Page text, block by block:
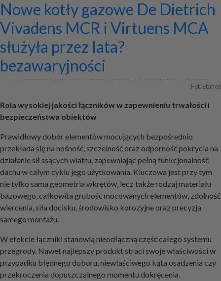
+ Dodaj firmę + Dodaj artykuł
Archiwa
Systemy zamocowań dachów
płaskich i skośnych oraz lekkiej
obudowy firmy ETANCO
Produkty Etanco dedykowane są dachom płaskim, skośnym i lekkiej obudowie.
Fot. Etanco
Rola wysokiej jakości łączników w zapewnieniu trwałości i
bezpieczeństwa obiektów
Prawidłowy dobór elementów mocujących bezpośrednio
przekłada się na nośność, szczelność oraz odporność pokrycia na
działanie sił ssących wiatru, zapewniając pełną funkcjonalność
dachu w całym cyklu jego użytkowania. Kluczowa jest przy tym
nie tylko sama geometria wkrętów, lecz także rodzaj materiału
bazowego, całkowita grubość mocowanych elementów, zdolność
wiercenia, siła docisku, środowisko korozyjne oraz precyzja
samego montażu.
W efekcie łączniki stanowią nieodłączną część całego systemu
przegrody. Nawet najlepszy produkt straci swoje właściwości w
przypadku błędnego doboru, niewłaściwego kąta osadzenia czy
przekroczenia dopuszczalnego momentu dokręcenia.
Dom z prefabrykatów opinie –
co naprawdę warto ocenić przed
budową?
Nowoczesne bramy przesuwne:
wyznaczniki trwałości,
bezpieczeństwa i
bezawaryjności
Jak dobrać maskownicę
karnisza? Praktyczny poradnik
Licznik Geigera w kontroli
materiałów budowlanych i
złomu
Jak ograniczyć ryzyko
przestojów przy pracy maszyn
geotechnicznych?
Czym kierować się przy wyborze
armatury łazienkowej, aby
służyła przez lata?
Nowe kotły gazowe De Dietrich
Vivadens MCR i Virtuens MCA